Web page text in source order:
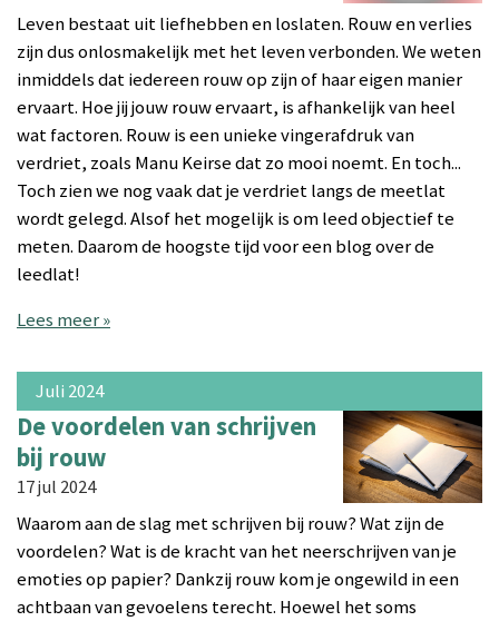
Leven bestaat uit liefhebben en loslaten. Rouw en verlies
zijn dus onlosmakelijk met het leven verbonden. We weten
inmiddels dat iedereen rouw op zijn of haar eigen manier
ervaart. Hoe jij jouw rouw ervaart, is afhankelijk van heel
wat factoren. Rouw is een unieke vingerafdruk van
verdriet, zoals Manu Keirse dat zo mooi noemt. En toch...
Toch zien we nog vaak dat je verdriet langs de meetlat
wordt gelegd. Alsof het mogelijk is om leed objectief te
meten. Daarom de hoogste tijd voor een blog over de
leedlat!
Lees meer »
Juli 2024
De voordelen van schrijven
bij rouw
17 jul 2024
Waarom aan de slag met schrijven bij rouw? Wat zijn de
voordelen? Wat is de kracht van het neerschrijven van je
emoties op papier? Dankzij rouw kom je ongewild in een
achtbaan van gevoelens terecht. Hoewel het soms